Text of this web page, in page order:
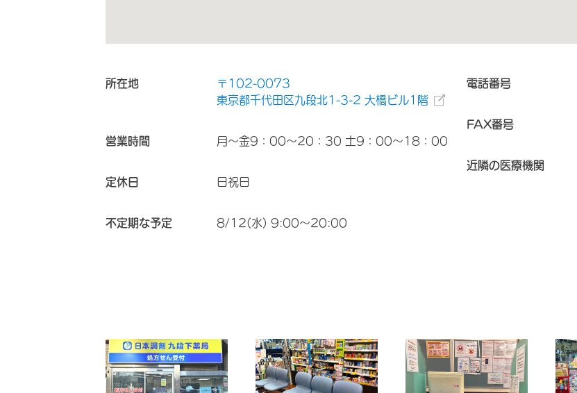
所在地
〒102-0073
東京都千代田区九段北1-3-2 大橋ビル1階
営業時間 月～金9：00～20：30 土9：00～18：00
定休日 日祝日
不定期な予定 8/12(水) 9:00～20:00
電話番号
FAX番号
近隣の医療機関